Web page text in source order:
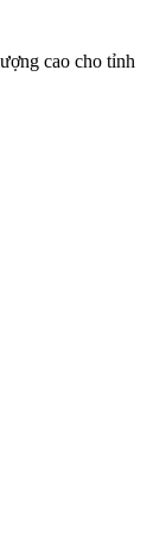
cao cho tỉnh